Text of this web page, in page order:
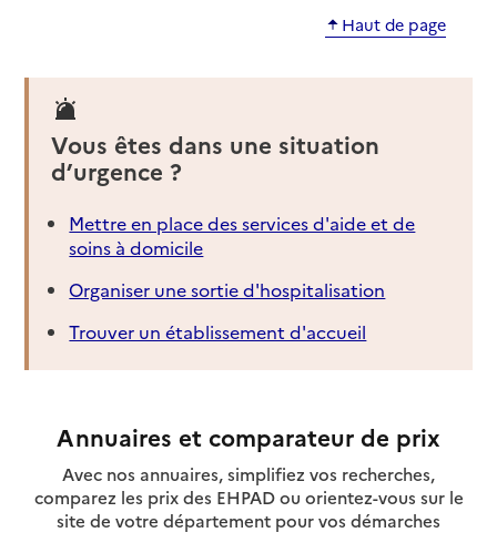
Haut de page
Vous êtes dans une situation
d’urgence ?
Mettre en place des services d'aide et de
soins à domicile
Organiser une sortie d'hospitalisation
Trouver un établissement d'accueil
Annuaires et comparateur de prix
Avec nos annuaires, simplifiez vos recherches,
comparez les prix des EHPAD ou orientez-vous sur le
site de votre département pour vos démarches